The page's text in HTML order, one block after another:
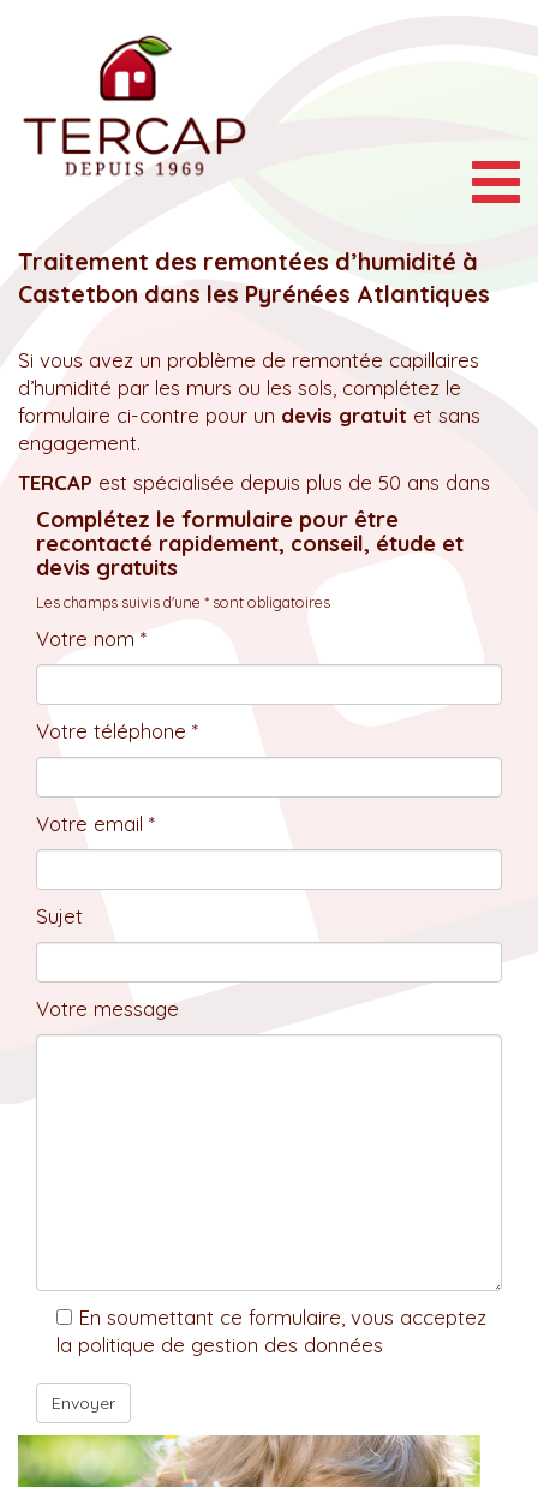
Traitement des remontées d’humidité à
Castetbon dans les Pyrénées Atlantiques
Si vous avez un problème de remontée capillaires
d’humidité par les murs ou les sols, complétez le
formulaire ci-contre pour un devis gratuit et sans
engagement.
TERCAP est spécialisée depuis plus de 50 ans dans
Complétez le formulaire pour être
recontacté rapidement, conseil, étude et
devis gratuits
Les champs suivis d'une * sont obligatoires
Votre nom *
Votre téléphone *
Votre email *
Sujet
Votre message
En soumettant ce formulaire, vous acceptez
la politique de gestion des données